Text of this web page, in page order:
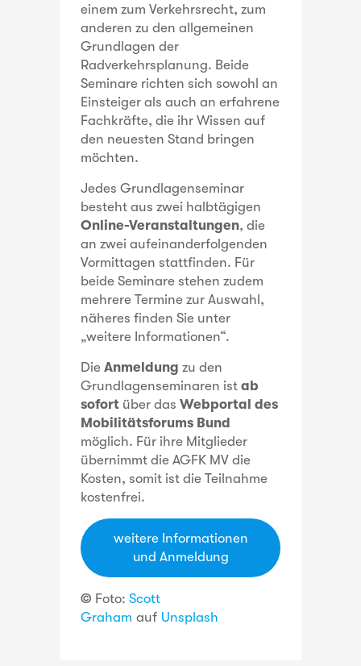
einem zum Verkehrsrecht, zum
anderen zu den allgemeinen
Grundlagen der
Radverkehrsplanung. Beide
Seminare richten sich sowohl an
Einsteiger als auch an erfahrene
Fachkräfte, die ihr Wissen auf
den neuesten Stand bringen
möchten.
Jedes Grundlagenseminar
besteht aus zwei halbtägigen
Online-Veranstaltungen, die
an zwei aufeinanderfolgenden
Vormittagen stattfinden. Für
beide Seminare stehen zudem
mehrere Termine zur Auswahl,
näheres finden Sie unter
„weitere Informationen“.
Die Anmeldung zu den
Grundlagenseminaren ist ab
sofort über das Webportal des
Mobilitätsforums Bund
möglich. Für ihre Mitglieder
übernimmt die AGFK MV die
Kosten, somit ist die Teilnahme
kostenfrei.
weitere Informationen
und Anmeldung
© Foto: Scott
Graham auf Unsplash